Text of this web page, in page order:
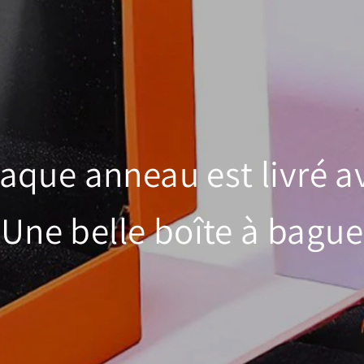
anneau est livré
Une belle boîte à bague